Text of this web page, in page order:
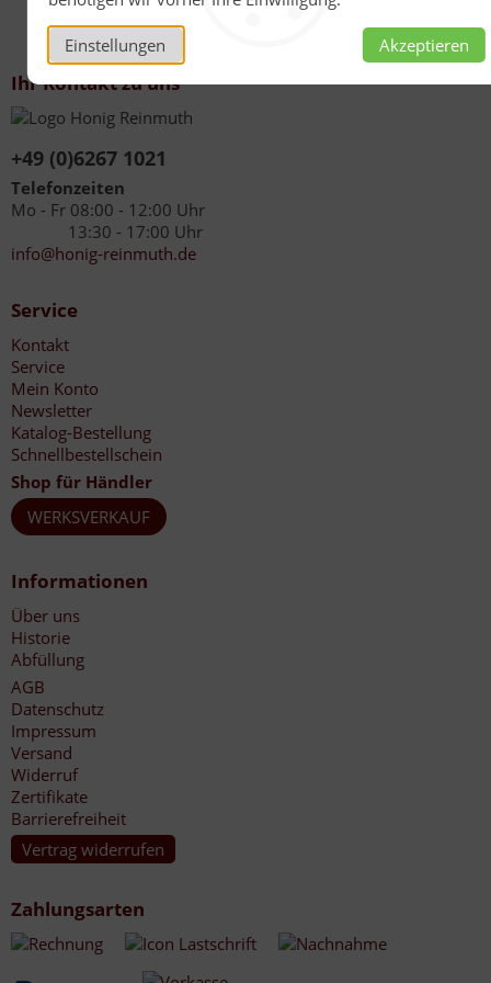
Einstellungen Akzeptieren
Ihr Kontakt zu uns
+49 (0)6267 1021
Telefonzeiten
Mo - Fr 08:00 - 12:00 Uhr
13:30 - 17:00 Uhr
info@honig-reinmuth.de
Service
Kontakt
Service
Mein Konto
Newsletter
Katalog-Bestellung
Schnellbestellschein
Shop für Händler
WERKSVERKAUF
Informationen
Über uns
Historie
Abfüllung
AGB
Datenschutz
Impressum
Versand
Widerruf
Zertifikate
Barrierefreiheit
Vertrag widerrufen
Zahlungsarten